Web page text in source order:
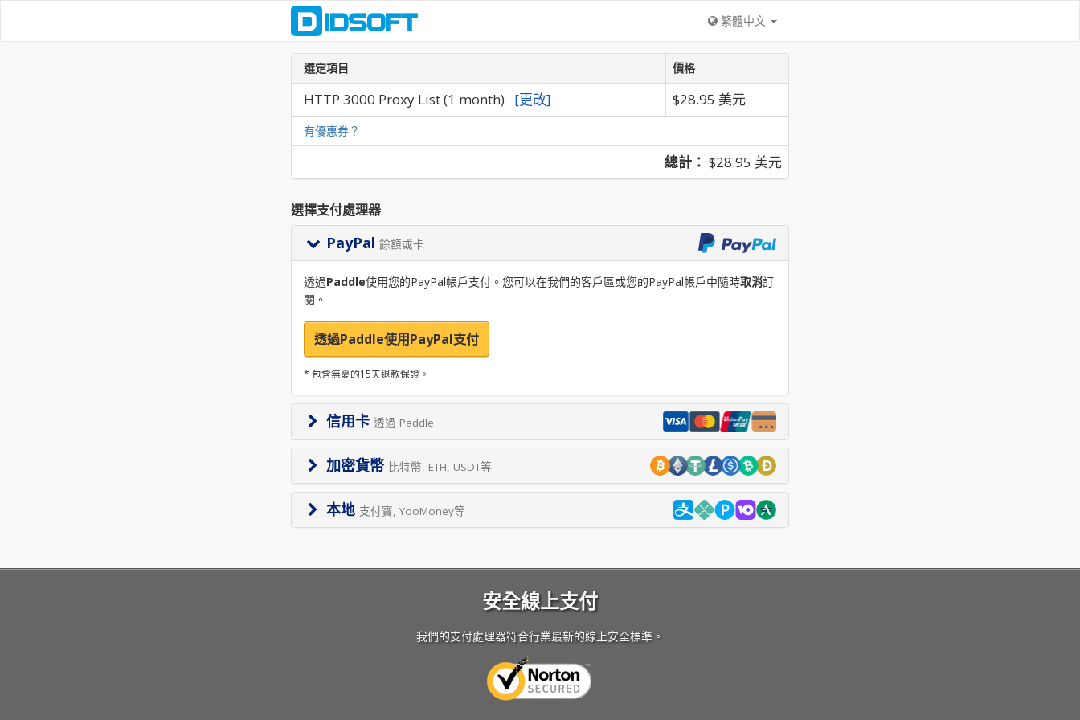
繁體中文
選定項目 價格
HTTP 3000 Proxy List (1 month) [更改] $28.95 美元
有優惠券？
總計： $28.95 美元
選擇支付處理器
PayPal餘額或卡
透過Paddle使用您的PayPal帳戶支付。您可以在我們的客戶區或您的PayPal帳戶中隨時取消訂
閱。
透過Paddle使用PayPal支付
* 包含無憂的15天退款保證。
信用卡透過 Paddle
加密貨幣 比特幣, ETH, USDT等
本地 支付寶, YooMoney等
安全線上支付
我們的支付處理器符合行業最新的線上安全標準。